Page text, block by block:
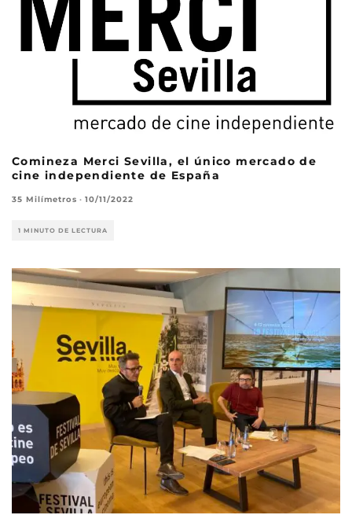
Comineza Merci Sevilla, el único mercado de
cine independiente de España
35 Milímetros · 10/11/2022
1 MINUTO DE LECTURA